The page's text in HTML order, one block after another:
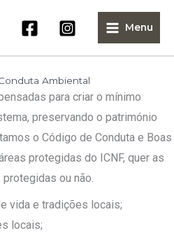
Menu
Ambiental
para criar o mínimo
preservando o património
o Código de Conduta e Boas
protegidas do ICNF, quer as
protegidas ou não.
vida e tradições locais;
locais;